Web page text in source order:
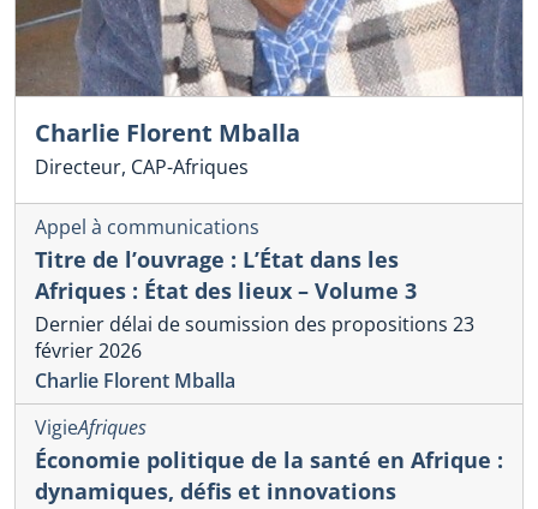
Charlie Florent Mballa
Directeur, CAP-Afriques
Appel à communications
Titre de l’ouvrage : L’État dans les
Afriques : État des lieux – Volume 3
Dernier délai de soumission des propositions 23
février 2026
Charlie Florent Mballa
VigieAfriques
Économie politique de la santé en Afrique :
dynamiques, défis et innovations